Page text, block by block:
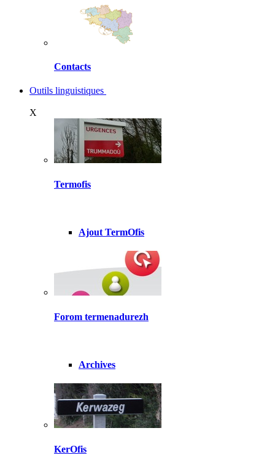
Contacts
Outils linguistiques
X
Termofis
Ajout TermOfis
Forom termenadurezh
Archives
KerOfis